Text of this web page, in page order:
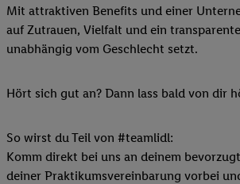
Mit attraktiven Benefits und einer
auf Zutrauen, Vielfalt und ein
unabhängig vom Geschlecht setzt.
Hört sich gut an? Dann lass bald von dir
So wirst du Teil von #teamlidl:
Komm direkt bei uns an deinem
deiner Praktikumsvereinbarung vorbei